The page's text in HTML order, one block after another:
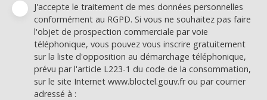
J'accepte le traitement de mes données personnelles
conformément au RGPD. Si vous ne souhaitez pas faire
l'objet de prospection commerciale par voie
téléphonique, vous pouvez vous inscrire gratuitement
sur la liste d'opposition au démarchage téléphonique,
prévu par l'article L223-1 du code de la consommation,
sur le site Internet www.bloctel.gouv.fr ou par courrier
adressé à :